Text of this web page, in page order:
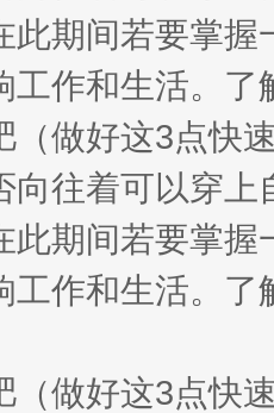
此期间若要掌
工作和生活。了
（做好这3点快
向往着可以穿
此期间若要掌
工作和生活。了
（做好这3点快